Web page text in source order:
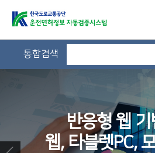
통합검색
반응형 웹 기
웹, 타블렛PC,